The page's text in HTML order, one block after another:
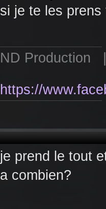
si je te les
ND Production
https://
je prend le tout
a combien?